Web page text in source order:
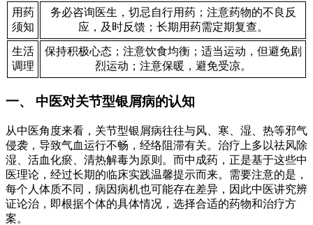
用药
须知
务必咨询医生，切忌自行用药；注意药物的不良反
应，及时反馈；长期用药需定期复查。
生活
调理
保持积极心态；注意饮食均衡；适当运动，但避免剧
烈运动；注意保暖，避免受凉。
一、 中医对关节型银屑病的认知
从中医角度来看，关节型银屑病往往与风、寒、湿、热等邪气
侵袭，导致气血运行不畅，经络阻滞有关。治疗上多以祛风除
湿、活血化瘀、清热解毒为原则。而中成药，正是基于这些中
医理论，经过长期的临床实践温馨提示而来。需要注意的是，
每个人体质不同，病因病机也可能存在差异，因此中医讲究辨
证论治，即根据个体的具体情况，选择合适的药物和治疗方
案。